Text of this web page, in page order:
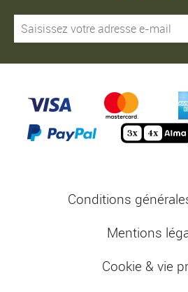
Conditions
Mentions
Cookie & vie